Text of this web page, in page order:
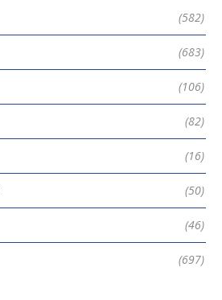
(582)
(683)
(106)
(82)
(16)
(50)
(46)
(697)